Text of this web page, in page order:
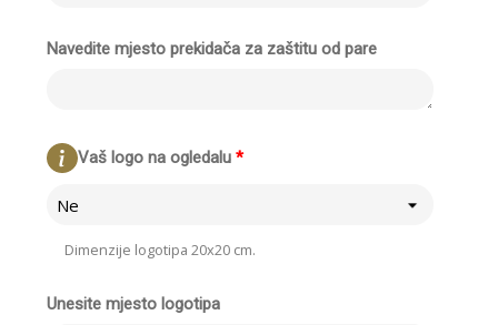
Navedite mjesto prekidača za zaštitu od pare
*
Vaš logo na ogledalu
Ne
Dimenzije logotipa 20x20 cm.
Unesite mjesto logotipa